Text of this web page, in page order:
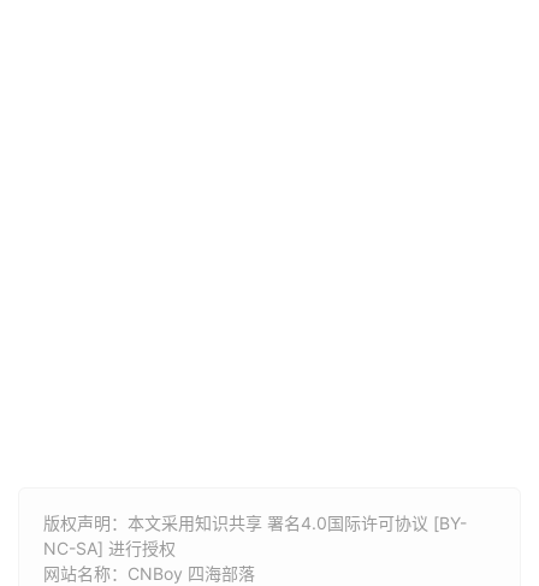
版权声明：本文采用知识共享 署名4.0国际许可协议 [BY-
NC-SA] 进行授权
网站名称： CNBoy 四海部落